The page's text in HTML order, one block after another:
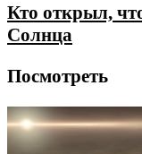
Кто открыл,
Солнца
Посмотреть